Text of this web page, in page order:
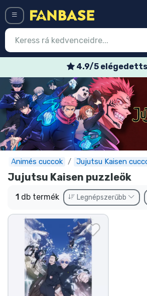
4.9/5
Animés cuccok Jujutsu Kaisen
Jujutsu Kaisen puzzleök
1 db termék Legnépszerűbb
Belépés
Legújabb cuccok
Akciós ajánlatok
Express szállítás
Előrendelhető cuccok
Outlet cuccok
Ajándékkártya
Szállítás és fizetés
Sorozatos cuccok